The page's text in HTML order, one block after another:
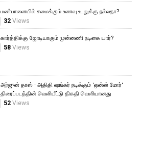
மண்பானையில் சமைக்கும் உணவு உடலுக்கு நல்லதா?
32Views
கார்த்திக்கு ஜோடியாகும் முன்னணி நடிகை யார்?
58Views
அர்ஜுன் தாஸ் - அதிதி ஷங்கர் நடிக்கும் 'ஒன்ஸ் மோர்'
திரைப்படத்தின் வெளியீட்டு திகதி வெளியானது
52Views